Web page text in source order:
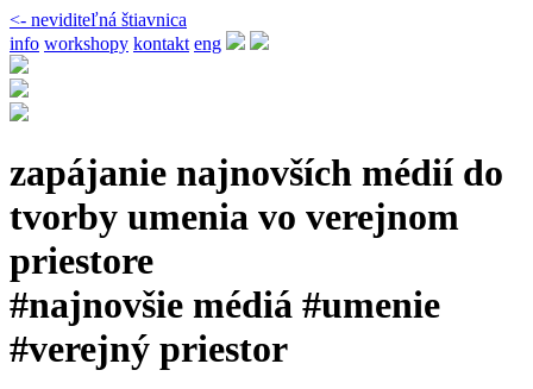
<- neviditeľná štiavnica
info workshopy kontakt eng
zapájanie najnovších médií do
tvorby umenia vo verejnom
priestore
#najnovšie médiá #umenie
#verejný priestor